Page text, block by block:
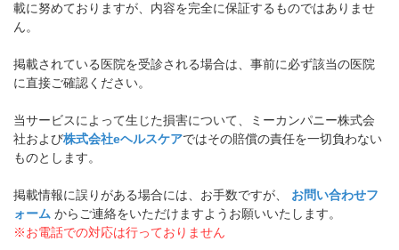
載に努めておりますが、内容を完全に保証するものではありませ
ん。
掲載されている医院を受診される場合は、事前に必ず該当の医院
に直接ご確認ください。
当サービスによって生じた損害について、ミーカンパニー株式会
社および株式会社eヘルスケアではその賠償の責任を一切負わない
ものとします。
掲載情報に誤りがある場合には、お手数ですが、
お問い合わせフ
ォーム からご連絡をいただけますようお願いいたします。
※お電話での対応は行っておりません